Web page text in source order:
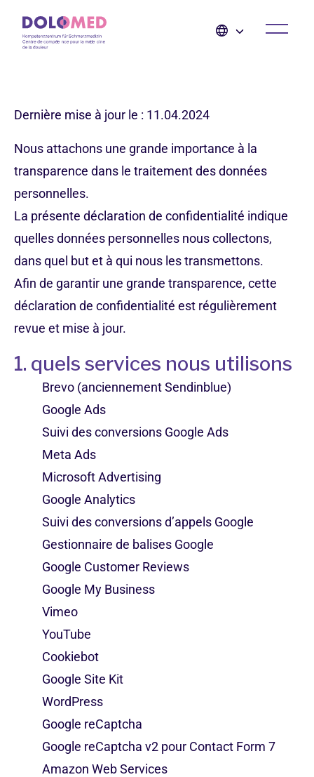
Dernière mise à jour le : 11.04.2024
Nous attachons une grande importance à la
transparence dans le traitement des données
personnelles.
La présente déclaration de confidentialité indique
quelles données personnelles nous collectons,
dans quel but et à qui nous les transmettons.
Afin de garantir une grande transparence, cette
déclaration de confidentialité est régulièrement
revue et mise à jour.
1. quels services nous utilisons
Brevo (anciennement Sendinblue)
Google Ads
Suivi des conversions Google Ads
Meta Ads
Microsoft Advertising
Google Analytics
Suivi des conversions d’appels Google
Gestionnaire de balises Google
Google Customer Reviews
Google My Business
Vimeo
YouTube
Cookiebot
Google Site Kit
WordPress
Google reCaptcha
Google reCaptcha v2 pour Contact Form 7
Amazon Web Services